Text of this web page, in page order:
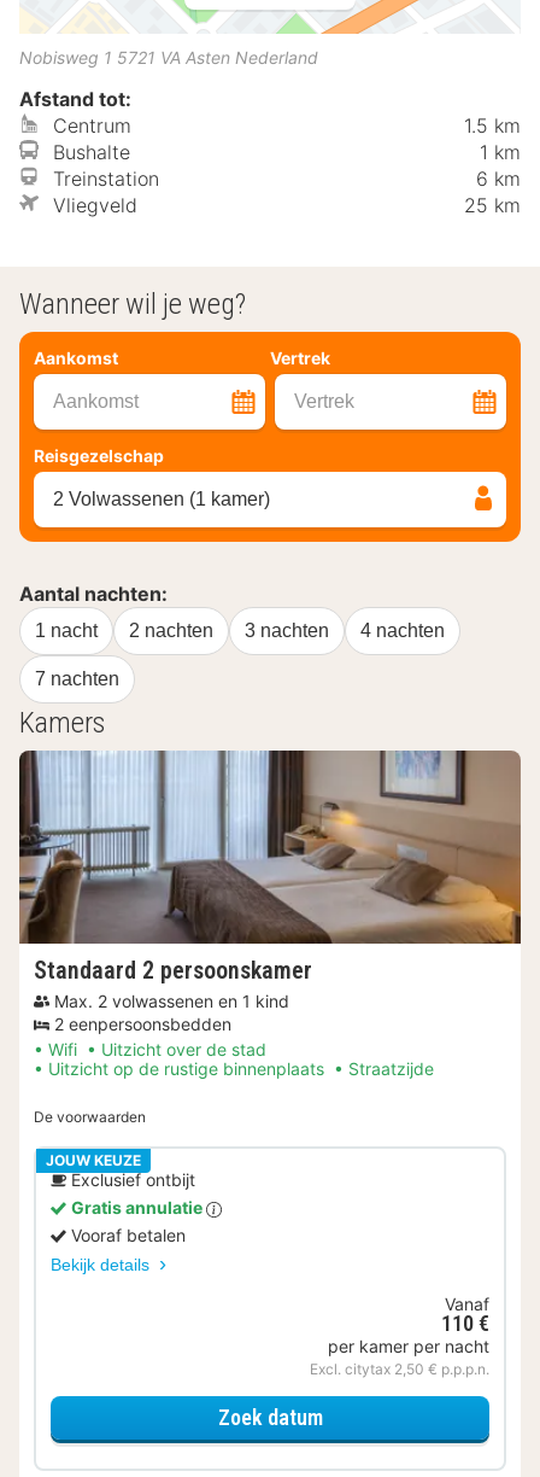
Nobisweg 1 5721 VA Asten Nederland
Afstand tot:
Centrum
1.5 km
Bushalte
1 km
Treinstation
6 km
Vliegveld
25 km
Wanneer wil je weg?
Aankomst Vertrek
Aankomst Vertrek
Reisgezelschap
2 Volwassenen (1 kamer)
Aantal nachten:
1 nacht 2 nachten 3 nachten 4 nachten
7 nachten
Kamers
Standaard 2 persoonskamer
Max. 2 volwassenen en 1 kind
2 eenpersoonsbedden
Wifi
Uitzicht over de stad
Uitzicht op de rustige binnenplaats
Straatzijde
De voorwaarden
JOUW KEUZE
Exclusief ontbijt
Gratis annulatie
Vooraf betalen
Bekijk details
Vanaf
110 €
per kamer per nacht
Excl. citytax 2,50 € p.p.p.n.
Zoek datumvoor Standaard 2